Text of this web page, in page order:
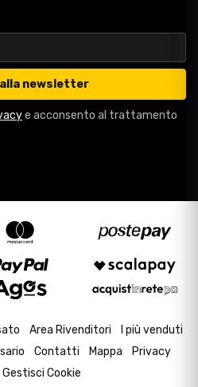
newsletter
e acconsento al trattamento
Area Rivenditori
I più venduti
Contatti Mappa
Privacy
Gestisci Cookie